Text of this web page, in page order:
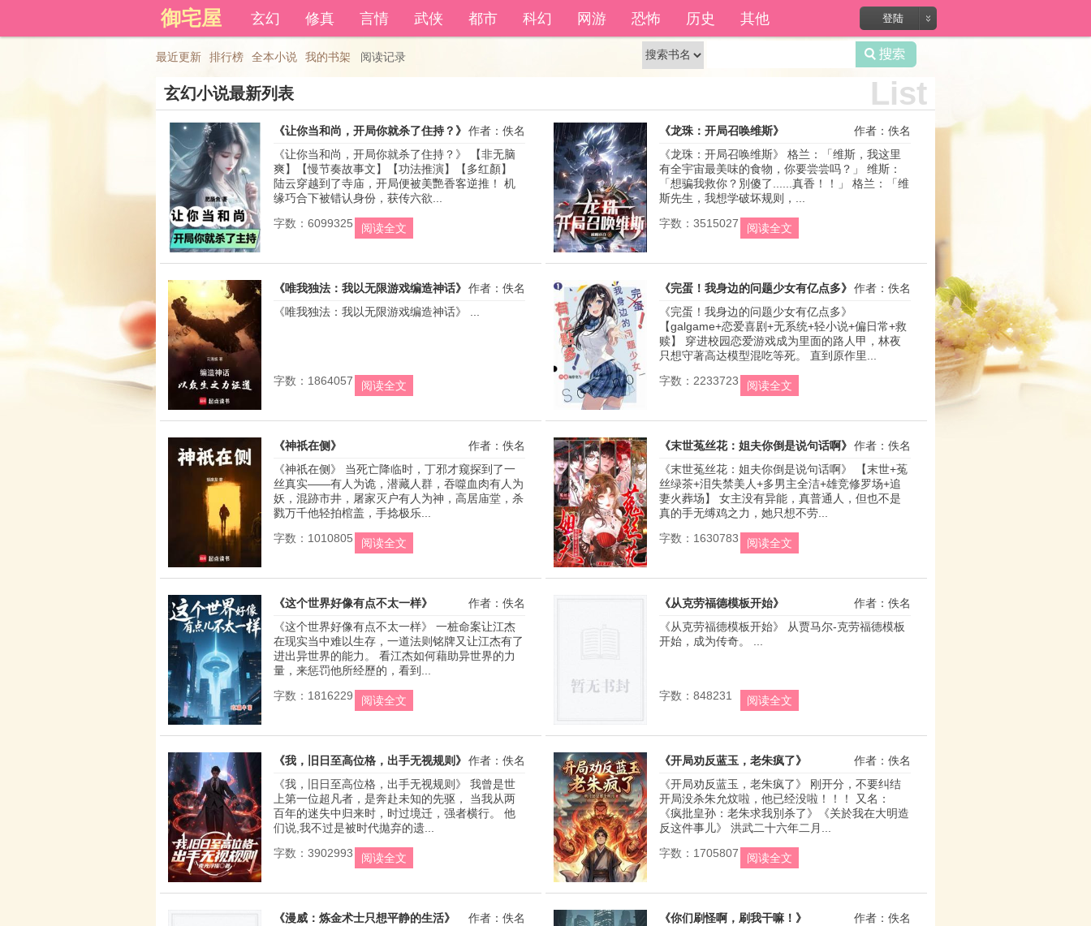
登陆
御宅屋 玄幻 修真 言情 武侠 都市 科幻 网游 恐怖 历史 其他
登录后可以拥有藏书和下载书籍功能。
自动登录?
最近更新
排行榜 全本小说 我的书架 阅读记录
List
玄幻小说最新列表
《让你当和尚，开局你就杀了住持？》 作者：佚名
《让你当和尚，开局你就杀了住持？》 【非无脑
爽】【慢节奏故事文】【功法推演】【多红顏】
陆云穿越到了寺庙，开局便被美艷香客逆推！ 机
缘巧合下被错认身份，获传六欲...
字数：6099325
阅读全文
《龙珠：开局召唤维斯》
作者：佚名
《龙珠：开局召唤维斯》 格兰：「维斯，我这里
有全宇宙最美味的食物，你要尝尝吗？」 维斯：
「想骗我救你？別傻了......真香！！」 格兰：「维
斯先生，我想学破坏规则，...
字数：3515027
阅读全文
《唯我独法：我以无限游戏编造神话》 作者：佚名
《唯我独法：我以无限游戏编造神话》 ...
字数：1864057 阅读全文
《完蛋！我身边的问题少女有亿点多》 作者：佚名
《完蛋！我身边的问题少女有亿点多》
【galgame+恋爱喜剧+无系统+轻小说+偏日常+救
赎】 穿进校园恋爱游戏成为里面的路人甲，林夜
只想守著高达模型混吃等死。 直到原作里...
字数：2233723
阅读全文
《神祇在侧》
作者：佚名
《神祇在侧》 当死亡降临时，丁邪才窥探到了一
丝真实——有人为诡，潜藏人群，吞噬血肉有人为
妖，混跡市井，屠家灭户有人为神，高居庙堂，杀
戮万千他轻拍棺盖，手捻极乐...
字数：1010805
阅读全文
《末世菟丝花：姐夫你倒是说句话啊》 作者：佚名
《末世菟丝花：姐夫你倒是说句话啊》 【末世+菟
丝绿茶+泪失禁美人+多男主全洁+雄竞修罗场+追
妻火葬场】 女主没有异能，真普通人，但也不是
真的手无缚鸡之力，她只想不劳...
字数：1630783
阅读全文
《这个世界好像有点不太一样》
作者：佚名
《这个世界好像有点不太一样》 一桩命案让江杰
在现实当中难以生存，一道法则铭牌又让江杰有了
进出异世界的能力。 看江杰如何藉助异世界的力
量，来惩罚他所经歷的，看到...
字数：1816229
阅读全文
《从克劳福德模板开始》
作者：佚名
《从克劳福德模板开始》 从贾马尔-克劳福德模板
开始，成为传奇。 ...
字数：848231 阅读全文
《我，旧日至高位格，出手无视规则》 作者：佚名
《我，旧日至高位格，出手无视规则》 我曾是世
上第一位超凡者，是奔赴未知的先驱， 当我从两
百年的迷失中归来时，时过境迁，强者横行。 他
们说,我不过是被时代拋弃的遗...
字数：3902993
阅读全文
《开局劝反蓝玉，老朱疯了》
作者：佚名
《开局劝反蓝玉，老朱疯了》 刚开分，不要纠结
开局没杀朱允炆啦，他已经没啦！！！ 又名：
《疯批皇孙：老朱求我別杀了》《关於我在大明造
反这件事儿》 洪武二十六年二月...
字数：1705807
阅读全文
《漫威：炼金术士只想平静的生活》
作者：佚名
《你们刷怪啊，刷我干嘛！》
作者：佚名